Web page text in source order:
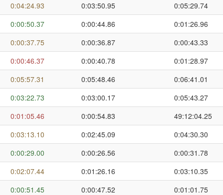
0:04:24.93 0:03:50.95 0:05:29.74
0:00:50.37 0:00:44.86 0:01:26.96
0:00:37.75 0:00:36.87 0:00:43.33
0:00:46.37 0:00:40.78 0:01:28.97
0:05:57.31 0:05:48.46 0:06:41.01
0:03:22.73 0:03:00.17 0:05:43.27
0:01:05.46 0:00:54.83 49:12:04.25
0:03:13.10 0:02:45.09 0:04:30.30
0:00:29.00 0:00:26.56 0:00:31.78
0:02:07.44 0:01:26.16 0:03:10.35
0:00:51.45 0:00:47.52 0:01:01.75